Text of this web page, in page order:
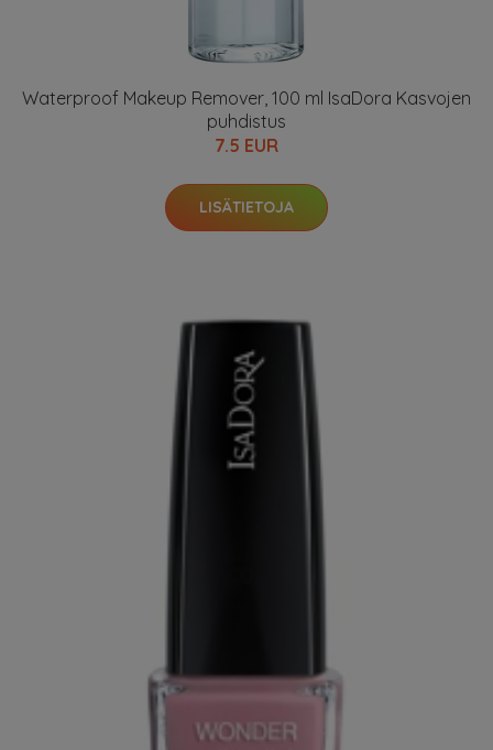
Waterproof Makeup Remover, 100 ml IsaDora Kasvojen
puhdistus
7.5 EUR
LISÄTIETOJA